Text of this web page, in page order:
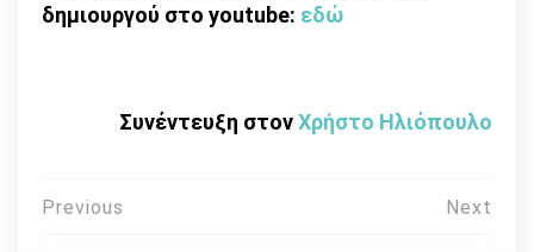
δημιουργού στο youtube: εδώ
Συνέντευξη στονΧρήστο Ηλιόπουλο
Πλοήγηση
Previous Next